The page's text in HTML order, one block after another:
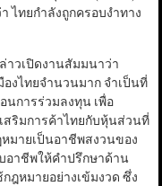
ไทยกำลังถูกครอบงำทาง
าวเปิดงานสัมมนาว่า
งไทยจำนวนมาก จำเป็นที่
นการร่วมลงทุน เพื่อ
สริมการค้าไทยกับหุ้นส่วนที่
มายเป็นอาชีพสงวนของ
อาชีพให้คำปรึกษาด้าน
ฎหมายอย่างเข้มงวด ซึ่ง